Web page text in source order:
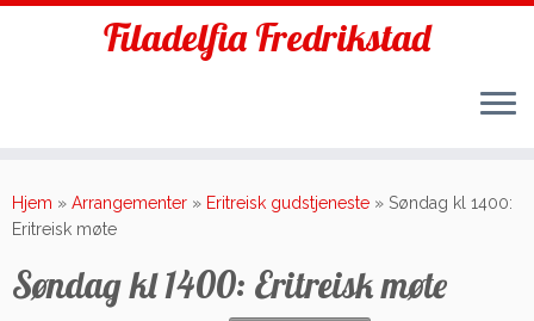
to
content
Filadelfia Fredrikstad
Hjem » Arrangementer » Eritreisk gudstjeneste » Søndag kl 1400:
Eritreisk møte
Søndag kl 1400: Eritreisk møte